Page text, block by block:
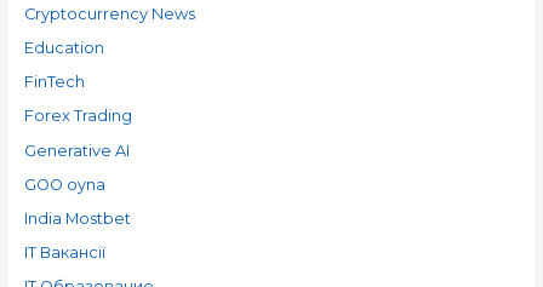
Cryptocurrency News
Education
FinTech
Forex Trading
Generative AI
GOO oyna
India Mostbet
IT Вакансії